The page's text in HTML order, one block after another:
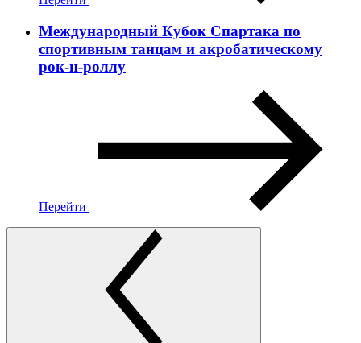
Международный Кубок Спартака по
спортивным танцам и акробатическому
рок-н-роллу
Перейти